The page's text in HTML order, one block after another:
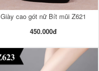
Giày cao gót nữ Bít mũi Z621
450.000đ